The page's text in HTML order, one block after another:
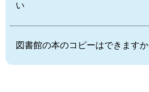
い
図書館の本のコピーはできますか